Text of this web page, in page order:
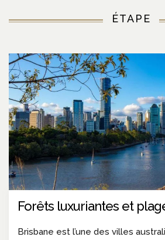
ÉTAPE
Forêts luxuriantes et
Brisbane est l’une des villes